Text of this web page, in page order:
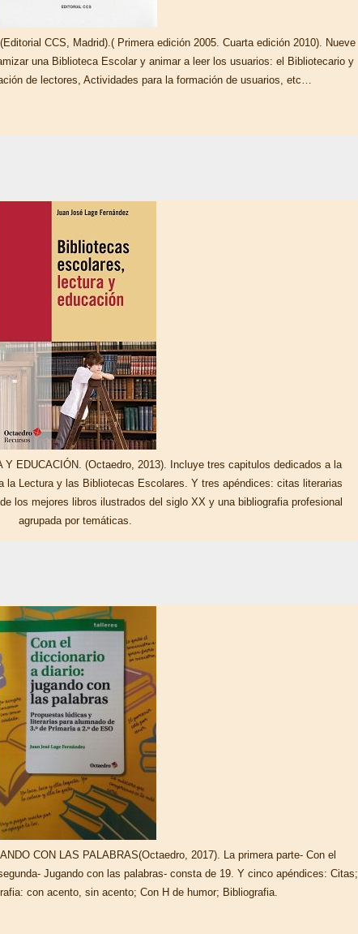
CCS, Madrid).( Primera edición 2005. Cuarta edición 2010). Nueve
una Biblioteca Escolar y animar a leer los usuarios: el Bibliotecario y
de lectores, Actividades para la formación de usuarios, etc…
EDUCACIÓN. (Octaedro, 2013). Incluye tres capitulos dedicados a la
la Lectura y las Bibliotecas Escolares. Y tres apéndices: citas literarias
los mejores libros ilustrados del siglo XX y una bibliografia profesional
agrupada por temáticas.
CON LAS PALABRAS(Octaedro, 2017). La primera parte- Con el
Jugando con las palabras- consta de 19. Y cinco apéndices: Citas;
con acento, sin acento; Con H de humor; Bibliografia.